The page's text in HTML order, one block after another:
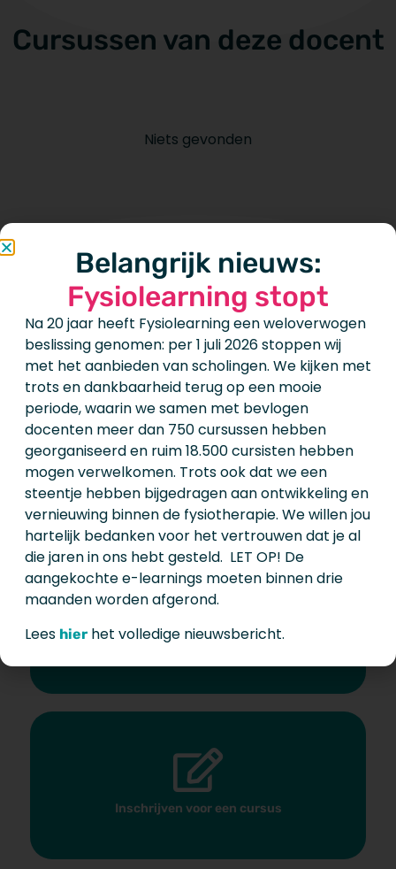
Cursussen van deze docent
Niets gevonden
Wat wil je doen?
Neem contact met ons op
Inschrijven voor de nieuwbrief
Inschrijven voor een cursus
Belangrijk nieuws:
Fysiolearning stopt
Na 20 jaar heeft Fysiolearning een weloverwogen
beslissing genomen: per 1 juli 2026 stoppen wij
met het aanbieden van scholingen. We kijken met
trots en dankbaarheid terug op een mooie
periode, waarin we samen met bevlogen
docenten meer dan 750 cursussen hebben
georganiseerd en ruim 18.500 cursisten hebben
mogen verwelkomen. Trots ook dat we een
steentje hebben bijgedragen aan ontwikkeling en
vernieuwing binnen de fysiotherapie. We willen jou
hartelijk bedanken voor het vertrouwen dat je al
die jaren in ons hebt gesteld. LET OP! De
aangekochte e-learnings moeten binnen drie
maanden worden afgerond.
Lees hier het volledige nieuwsbericht.